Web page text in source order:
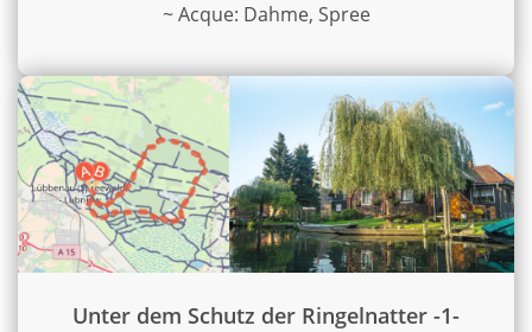
~Acque: Dahme, Spree
Unter dem Schutz der Ringelnatter -1-